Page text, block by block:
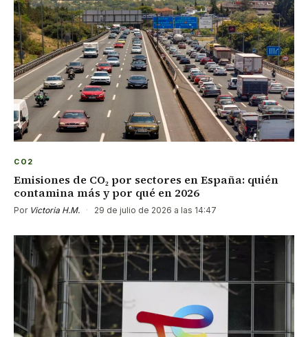
CO2
Emisiones de CO₂ por sectores en España: quién
contamina más y por qué en 2026
Por Victoria H.M. · 29 de julio de 2026 a las 14:47